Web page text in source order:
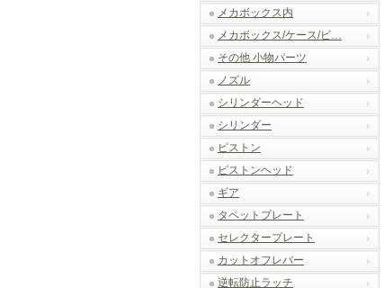
メカボックス内
メカボックス/ケース/ビ…
その他 小物パーツ
ノズル
シリンダーヘッド
シリンダー
ピストン
ピストンヘッド
ギア
タペットプレート
セレクタープレート
カットオフレバー
逆転防止ラッチ